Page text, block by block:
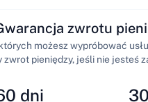
dni
zwrotu
możesz wypróbować
zwrot pieniędzy, jeśli nie jesteś